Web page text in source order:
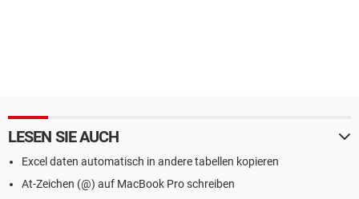
LESEN SIE AUCH
Excel daten automatisch in andere tabellen kopieren
At-Zeichen (@) auf MacBook Pro schreiben